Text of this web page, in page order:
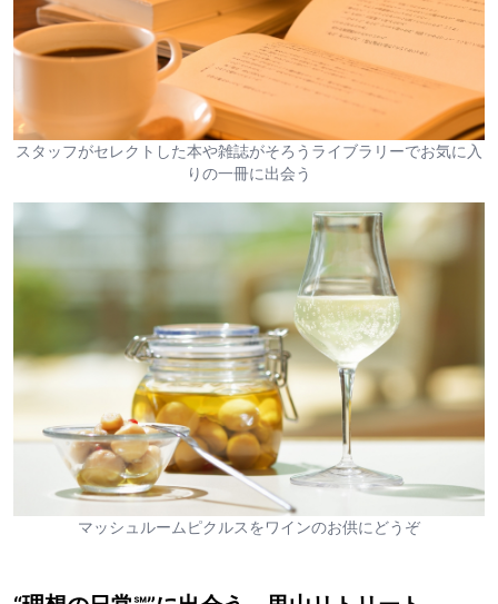
スタッフがセレクトした本や雑誌がそろうライブラリーでお気に入
りの一冊に出会う
マッシュルームピクルスをワインのお供にどうぞ